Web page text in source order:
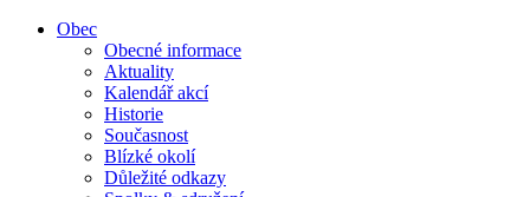
Obec
Obecné informace
Aktuality
Kalendář akcí
Historie
Současnost
Blízké okolí
Důležité odkazy